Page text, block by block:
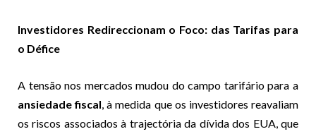
Investidores Redireccionam o Foco: das Tarifas para
o Défice
A tensão nos mercados mudou do campo tarifário para a
ansiedade fiscal, à medida que os investidores reavaliam
os riscos associados à trajectória da dívida dos EUA, que